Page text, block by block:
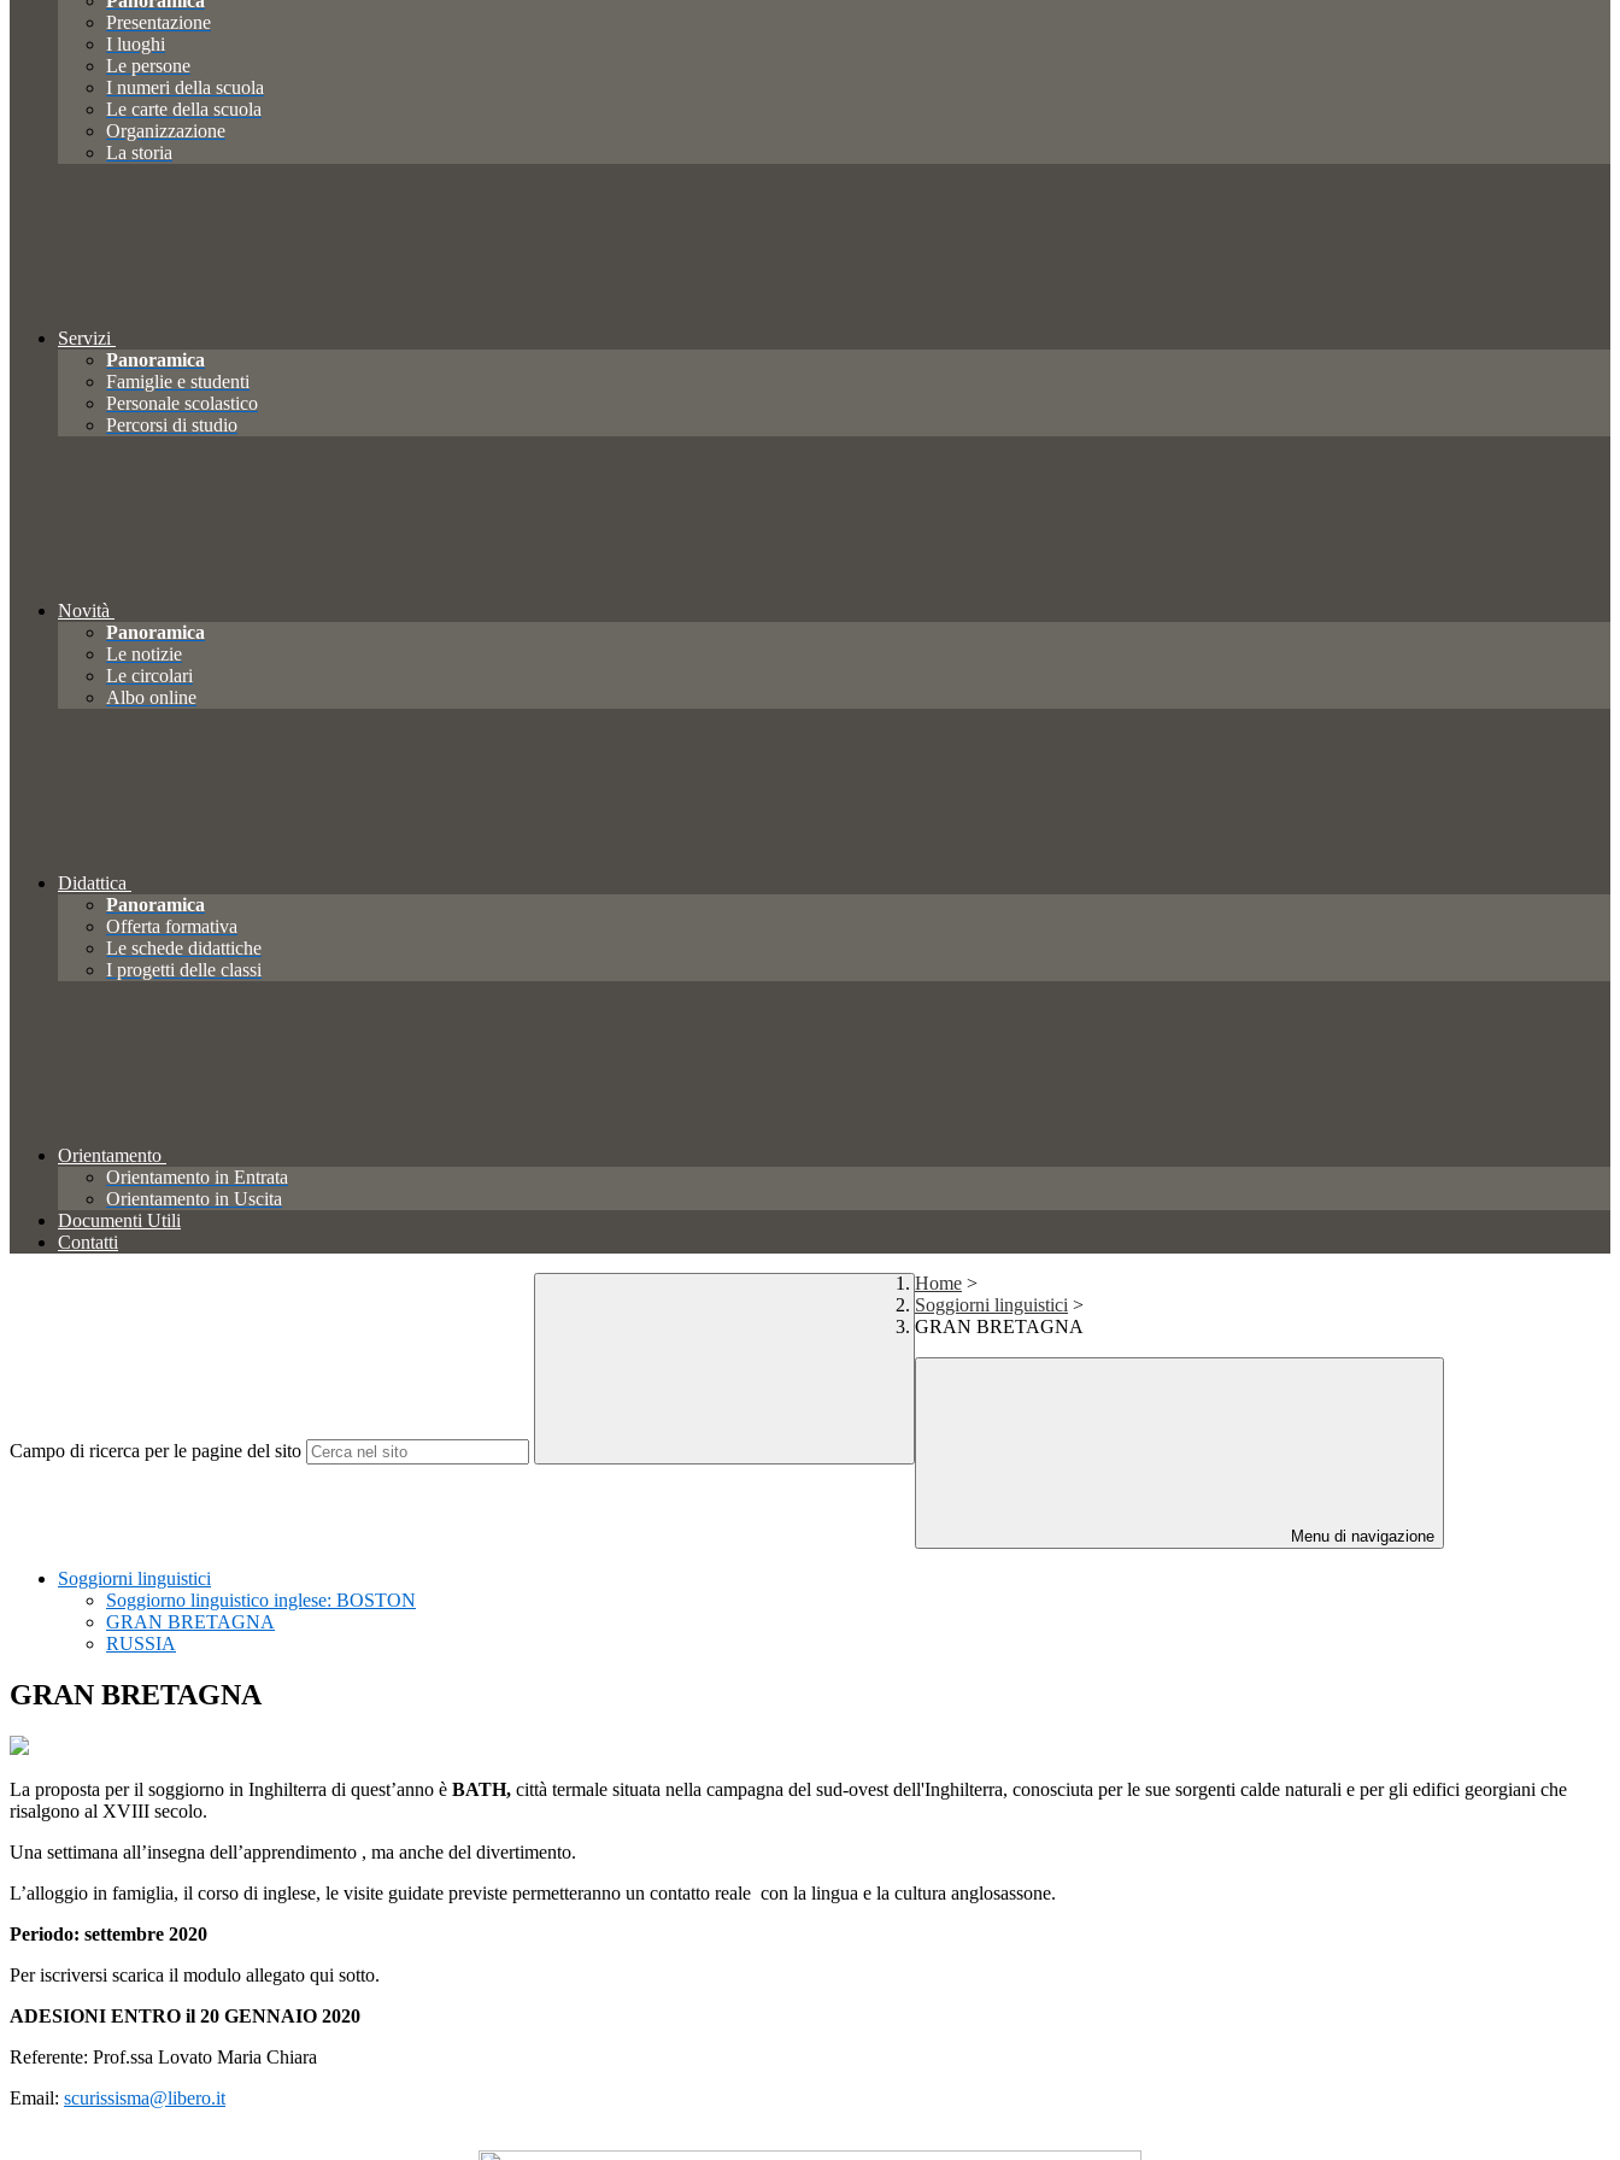
Presentazione
I luoghi
Le persone
I numeri della scuola
Le carte della scuola
Organizzazione
La storia
Servizi
Panoramica
Famiglie e studenti
Personale scolastico
Percorsi di studio
Novità
Panoramica
Le notizie
Le circolari
Albo online
Didattica
Panoramica
Offerta formativa
Le schede didattiche
I progetti delle classi
Orientamento
Orientamento in Entrata
Orientamento in Uscita
Documenti Utili
Contatti
Campo di ricerca per le pagine del sito
Home >
Soggiorni linguistici >
GRAN BRETAGNA
Menu di navigazione
Soggiorni linguistici
Soggiorno linguistico inglese: BOSTON
GRAN BRETAGNA
RUSSIA
GRAN BRETAGNA
La proposta per il soggiorno in Inghilterra di quest’anno è BATH, città termale situata nella campagna del sud-ovest dell'Inghilterra, conosciuta per le sue sorgenti calde naturali e per gli edifici georgiani che
risalgono al XVIII secolo.
Una settimana all’insegna dell’apprendimento , ma anche del divertimento.
L’alloggio in famiglia, il corso di inglese, le visite guidate previste permetteranno un contatto reale con la lingua e la cultura anglosassone.
Periodo: settembre 2020
Per iscriversi scarica il modulo allegato qui sotto.
ADESIONI ENTRO il 20 GENNAIO 2020
Referente: Prof.ssa Lovato Maria Chiara
Email: scurissisma@libero.it